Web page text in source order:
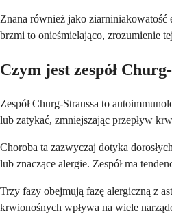
Znana również jako
brzmi to onieśmielająco, zrozumienie
Czym jest zespół
Zespół Churg-Straussa to
lub zatykać, zmniejszając przepływ
Choroba ta zazwyczaj dotyka
lub znaczące alergie. Zespół ma
Trzy fazy obejmują fazę alergiczną z
krwionośnych wpływa na wiele